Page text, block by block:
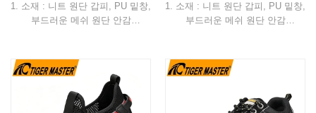
Safety Shoes Breathable -
1. 소재 : 니트 원단 갑피, PU 밑창,
부드러운 메쉬 원단 안감
미드 섬유 미드솔
4. 표준: CE EN ISO 20345:2022
S1-P FO SR 또는 기타
5. 기능: 미끄러짐/기름/산/휘발유/
화 통기성
1. 소재 : 니트 원단 갑피, PU 밑창,
부드러운 메쉬 원단 안감
미드 섬유 미드솔
4. 표준: CE EN ISO 20345:2022
5. 기능: 미끄러짐/기름/산/휘발유/